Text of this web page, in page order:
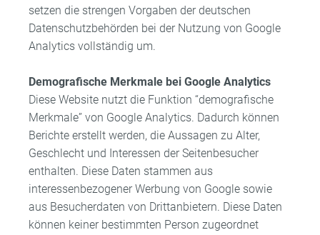
setzen die strengen Vorgaben der deutschen
Datenschutzbehörden bei der Nutzung von Google
Analytics vollständig um.
Demografische Merkmale bei Google Analytics
Diese Website nutzt die Funktion “demografische
Merkmale” von Google Analytics. Dadurch können
Berichte erstellt werden, die Aussagen zu Alter,
Geschlecht und Interessen der Seitenbesucher
enthalten. Diese Daten stammen aus
interessenbezogener Werbung von Google sowie
aus Besucherdaten von Drittanbietern. Diese Daten
können keiner bestimmten Person zugeordnet